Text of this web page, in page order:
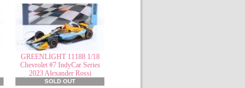
GREENLIGHT 11188 1/18
Chevrolet #7 IndyCar Series
2023 Alexander Rossi
SOLD OUT